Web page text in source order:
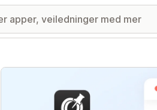
Galleri med fremhevede bilder